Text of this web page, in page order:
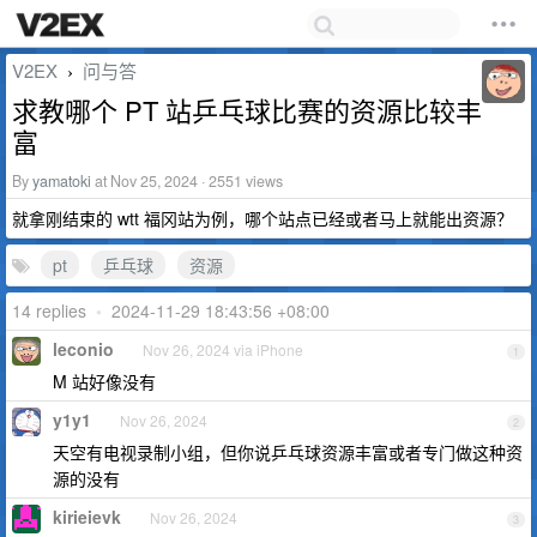
V2EX › 问与答
求教哪个 PT 站乒乓球比赛的资源比较丰
富
Byyamatoki at Nov 25, 2024 · 2551 views
就拿刚结束的 wtt 福冈站为例，哪个站点已经或者马上就能出资源？
pt
乒乓球
资源
14 replies • 2024-11-29 18:43:56 +08:00
1
leconio Nov 26, 2024 via iPhone
M 站好像没有
2
y1y1 Nov 26, 2024
天空有电视录制小组，但你说乒乓球资源丰富或者专门做这种资
源的没有
3
kirieievk Nov 26, 2024